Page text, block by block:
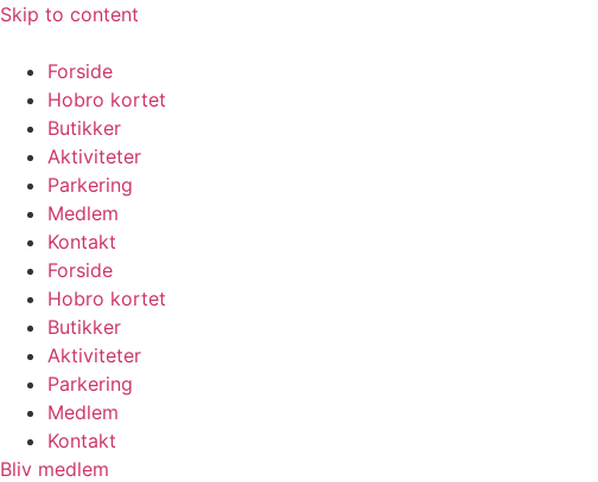
Skip to content
Forside
Hobro kortet
Butikker
Aktiviteter
Parkering
Medlem
Kontakt
Forside
Hobro kortet
Butikker
Aktiviteter
Parkering
Medlem
Kontakt
Bliv medlem